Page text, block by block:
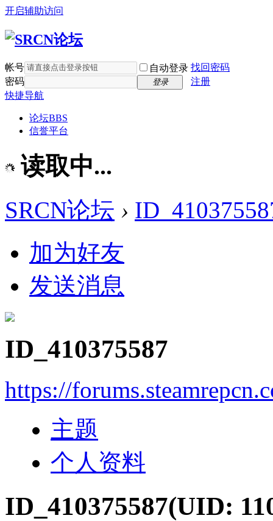
开启辅助访问
帐号 自动登录 找回密码
密码
登录
注册
快捷导航
论坛BBS
信誉平台
读取中...
SRCN论坛 ›
加为好友
发送消息
ID_410375587
https://
主题
个人资料
ID_410375587(UID: